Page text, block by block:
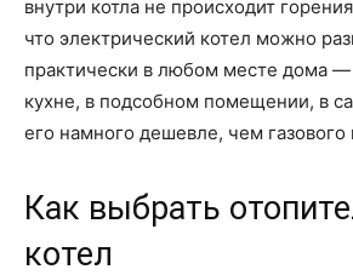
внутри котла не происходит
что электрический котел можно
практически в любом месте дома
кухне, в подсобном помещении, в
его намного дешевле, чем газового
Как выбрать
котел